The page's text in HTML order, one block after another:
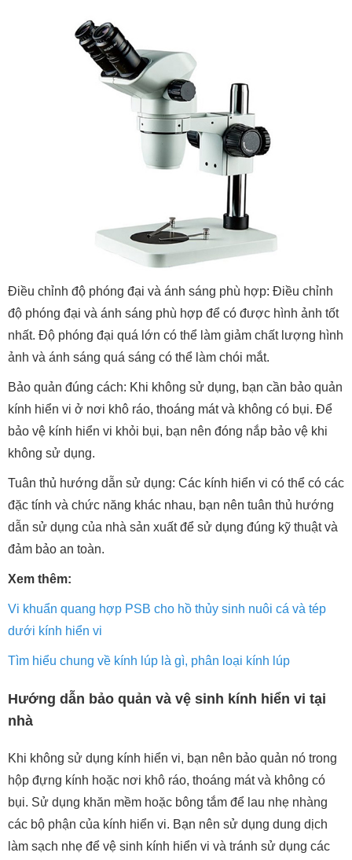
Điều chỉnh độ phóng đại và ánh sáng phù hợp: Điều chỉnh
độ phóng đại và ánh sáng phù hợp để có được hình ảnh tốt
nhất. Độ phóng đại quá lớn có thể làm giảm chất lượng hình
ảnh và ánh sáng quá sáng có thể làm chói mắt.
Bảo quản đúng cách: Khi không sử dụng, bạn cần bảo quản
kính hiển vi ở nơi khô ráo, thoáng mát và không có bụi. Để
bảo vệ kính hiển vi khỏi bụi, bạn nên đóng nắp bảo vệ khi
không sử dụng.
Tuân thủ hướng dẫn sử dụng: Các kính hiển vi có thể có các
đặc tính và chức năng khác nhau, bạn nên tuân thủ hướng
dẫn sử dụng của nhà sản xuất để sử dụng đúng kỹ thuật và
đảm bảo an toàn.
Xem thêm:
Vi khuẩn quang hợp PSB cho hồ thủy sinh nuôi cá và tép
dưới kính hiển vi
Tìm hiểu chung về kính lúp là gì, phân loại kính lúp
Hướng dẫn bảo quản và vệ sinh kính hiển vi tại
nhà
Khi không sử dụng kính hiển vi, bạn nên bảo quản nó trong
hộp đựng kính hoặc nơi khô ráo, thoáng mát và không có
bụi. Sử dụng khăn mềm hoặc bông tắm để lau nhẹ nhàng
các bộ phận của kính hiển vi. Bạn nên sử dụng dung dịch
làm sạch nhẹ để vệ sinh kính hiển vi và tránh sử dụng các